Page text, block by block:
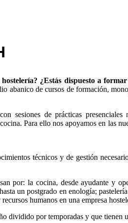
¿Estás dispuesto a
abanico de cursos de formación,
sesiones de prácticas
Para ello nos apoyamos en las
técnicos y de gestión
por: la cocina, desde ayudante y
un postgrado en enología;
humanos en una empresa
dividido por temporadas y que